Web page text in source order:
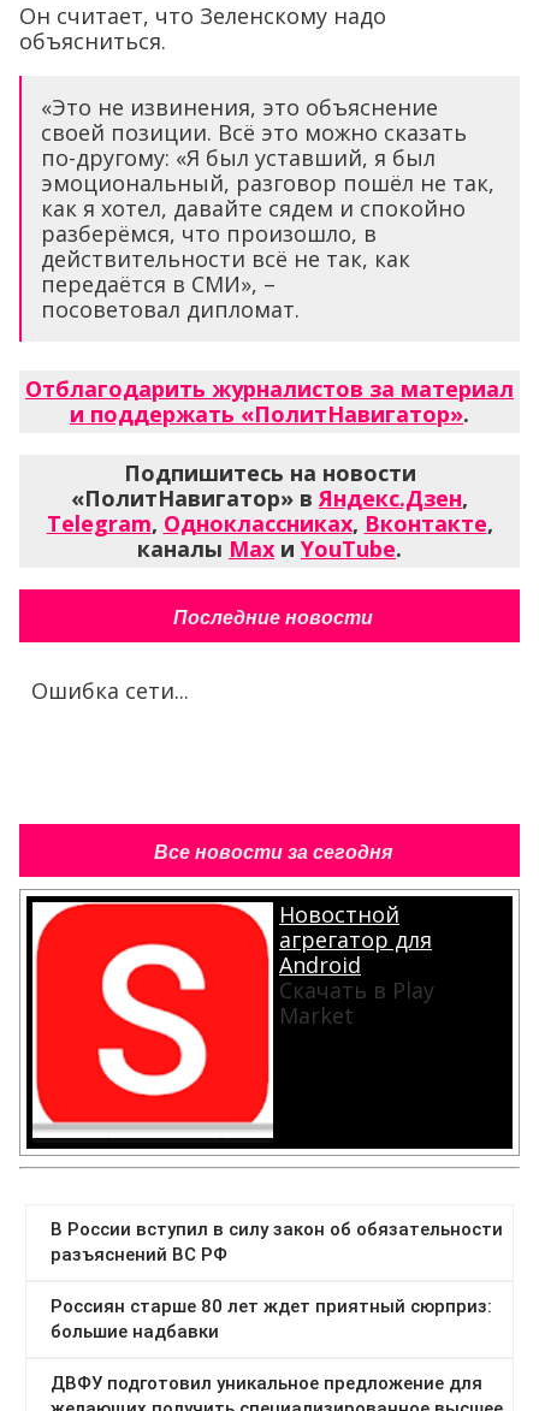
Он считает, что Зеленскому надо
объясниться.
«Это не извинения, это объяснение
своей позиции. Всё это можно сказать
по-другому: «Я был уставший, я был
эмоциональный, разговор пошёл не так,
как я хотел, давайте сядем и спокойно
разберёмся, что произошло, в
действительности всё не так, как
передаётся в СМИ», –
посоветовал дипломат.
Отблагодарить журналистов за материал
и поддержать «ПолитНавигатор».
Подпишитесь на новости
«ПолитНавигатор» вЯндекс.Дзен,
Telegram, Одноклассниках, Вконтакте,
каналы Max и YouTube.
Последние новости
Ошибка сети...
Все новости за сегодня
Новостной
агрегатор для
Android
Скачать в Play
Market